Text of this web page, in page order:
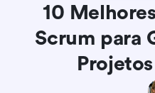
10
Scrum para